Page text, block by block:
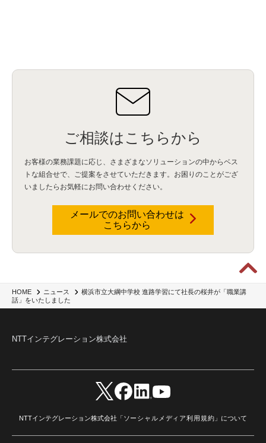
HOME ニュース
横浜市立大綱中学校 進路学習にて社長の桜井が「職業講
話」をいたしました
ご相談はこちらから
お客様の業務課題に応じ、さまざまなソリューションの中からベス
トな組合せで、 ご提案をさせていただきます。お困りのことがござ
いましたらお気軽にお問い合わせください。
メールでのお問い合わせは
こちらから
NTTインテグレーション株式会社
NTTインテグレーション株式会社「ソーシャルメディア利用規約 」について